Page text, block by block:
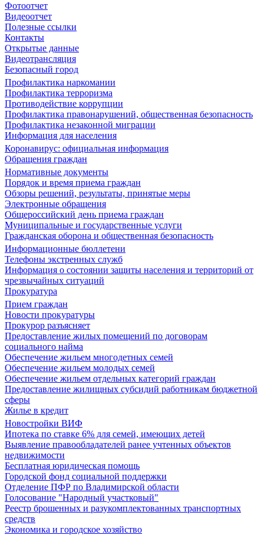
Фотоотчет
Видеоотчет
Полезные ссылки
Контакты
Открытые данные
Видеотрансляция
Безопасный город
Профилактика наркомании
Профилактика терроризма
Противодействие коррупции
Профилактика правонарушений, общественная безопасность
Профилактика незаконной миграции
Информация для населения
Коронавирус: официальная информация
Обращения граждан
Нормативные документы
Порядок и время приема граждан
Обзоры решений, результаты, принятые меры
Электронные обращения
Общероссийский день приема граждан
Муниципальные и государственные услуги
Гражданская оборона и общественная безопасность
Информационные бюллетени
Телефоны экстренных служб
Информация о состоянии защиты населения и территорий от
чрезвычайных ситуаций
Прокуратура
Прием граждан
Новости прокуратуры
Прокурор разъясняет
Предоставление жилых помещений по договорам
социального найма
Обеспечение жильем многодетных семей
Обеспечение жильем молодых семей
Обеспечение жильем отдельных категорий граждан
Предоставление жилищных субсидий работникам бюджетной
сферы
Жилье в кредит
Новостройки ВИФ
Ипотека по ставке 6% для семей, имеющих детей
Выявление правообладателей ранее учтенных объектов
недвижимости
Бесплатная юридическая помощь
Городской фонд социальной поддержки
Отделение ПФР по Владимирской области
Голосование "Народный участковый"
Реестр брошенных и разукомплектованных транспортных
средств
Экономика и городское хозяйство